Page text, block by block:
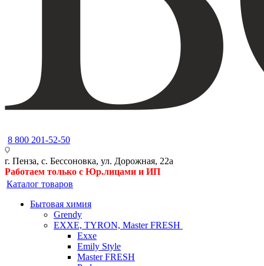
8 800 201-52-50
г. Пенза, с. Бессоновка, ул. Дорожная, 22а
Работаем только с Юр.лицами и ИП
Каталог товаров
Бытовая химия
Grendy
EXXE, TYRON, Master FRESH
Exxe
Emily Style
Master FRESH